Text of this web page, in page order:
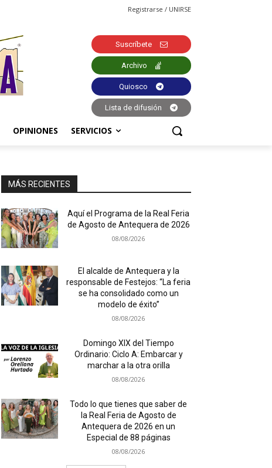
Registrarse / UNIRSE
Suscríbete
Archivo
Quiosco
Lista de difusión
OPINIONES SERVICIOS
MÁS RECIENTES
Aquí el Programa de la Real Feria
de Agosto de Antequera de 2026
08/08/2026
El alcalde de Antequera y la
responsable de Festejos: “La feria
se ha consolidado como un
modelo de éxito”
08/08/2026
Domingo XIX del Tiempo
Ordinario: Ciclo A: Embarcar y
marchar a la otra orilla
08/08/2026
Todo lo que tienes que saber de
la Real Feria de Agosto de
Antequera de 2026 en un
Especial de 88 páginas
08/08/2026